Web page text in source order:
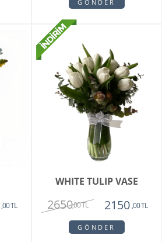
GÖNDER
,00 TL
WHITE TULIP VASE
2650,00 TL 2150 ,00 TL
GÖNDER